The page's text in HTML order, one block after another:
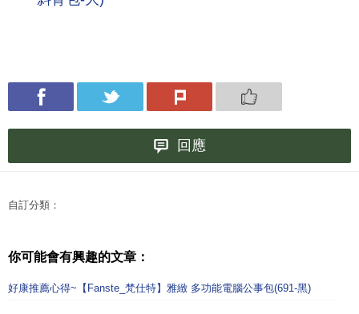
回應
自訂分類：
你可能會有興趣的文章：
好康推薦心得~【Fanste_梵仕特】雅緻 多功能電腦公事包(691-黑)